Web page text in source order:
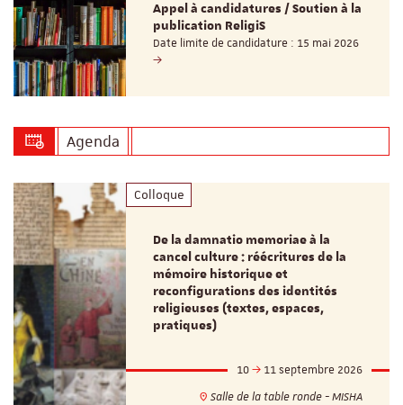
Appel à candidatures / Soutien à la
publication ReligiS
Date limite de candidature : 15 mai 2026
Agenda
Colloque
De la damnatio memoriae à la
cancel culture : réécritures de la
mémoire historique et
reconfigurations des identités
religieuses (textes, espaces,
pratiques)
10
11 septembre 2026
Salle de la table ronde - MISHA